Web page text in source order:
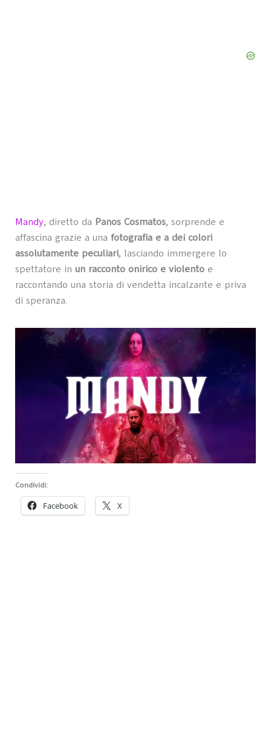
Mandy, diretto da Panos Cosmatos, sorprende e
affascina grazie a una fotografia e a dei colori
assolutamente peculiari, lasciando immergere lo
spettatore in un racconto onirico e violentoe
raccontando una storia di vendetta incalzante e priva
di speranza.
Condividi:
Facebook X